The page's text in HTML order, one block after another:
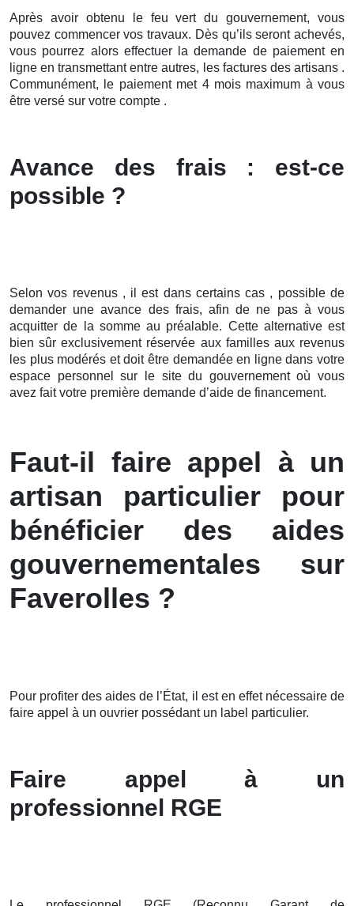
Après avoir obtenu le feu vert du gouvernement, vous
pouvez commencer vos travaux. Dès qu’ils seront achevés,
vous pourrez alors effectuer la demande de paiement en
ligne en transmettant entre autres, les factures des artisans .
Communément, le paiement met 4 mois maximum à vous
être versé sur votre compte .
Avance des frais : est-ce
possible ?
Selon vos revenus , il est dans certains cas , possible de
demander une avance des frais, afin de ne pas à vous
acquitter de la somme au préalable. Cette alternative est
bien sûr exclusivement réservée aux familles aux revenus
les plus modérés et doit être demandée en ligne dans votre
espace personnel sur le site du gouvernement où vous
avez fait votre première demande d’aide de financement.
Faut-il faire appel à un
artisan particulier pour
bénéficier des aides
gouvernementales sur
Faverolles ?
Pour profiter des aides de l’État, il est en effet nécessaire de
faire appel à un ouvrier possédant un label particulier.
Faire appel à un
professionnel RGE